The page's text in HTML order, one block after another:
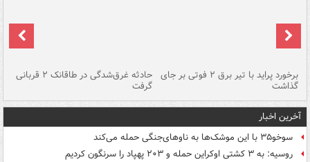
برخورد پراید با تیر برق ۲ فوتی بر جای
گذاشت
حادثه غرق‌شدگی در طاقانک ۲ قربانی
گرفت
آخرین اخبار
سوخو۳۵ با این موشک‌ها به ناوهای‌جنگی حمله می‌کند
روسیه: به ۳ کشتی اوکراین حمله و ۲۰۳ پهپاد را سرنگون کردیم